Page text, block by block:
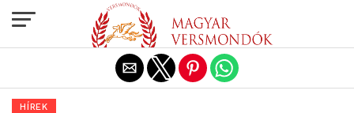
HÍREK
Exit mobile version